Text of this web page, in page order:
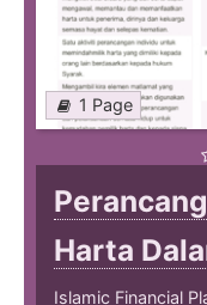
1 Page
Harta
Islamic Financial